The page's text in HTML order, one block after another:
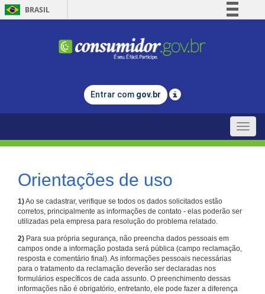
BRASIL
Comunica BR
Legislação
Entrar com gov.br
Toggle
Orientações de uso
1)Ao se cadastrar, verifique se todos os dados solicitados estão
corretos, principalmente as informações de contato - elas poderão ser
utilizadas pela empresa para resolução do problema relatado.
2) Para sua própria segurança, não preencha dados pessoais em
campos onde a informação postada será pública (campo reclamação,
resposta e comentário final). As informações pessoais necessárias
para o tratamento da reclamação deverão ser declaradas nos
formulários específicos de cada assunto. O preenchimento dessas
informações não é obrigatório, entretanto, ele pode fazer a diferença